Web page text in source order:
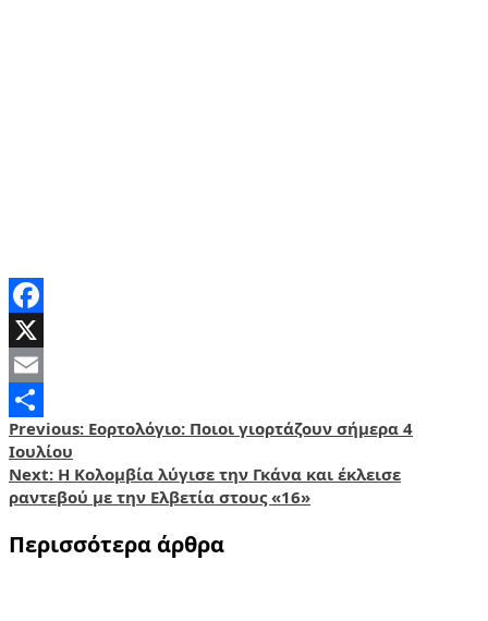
Facebook
X
Email
Share
Post
navigation
Previous: Εορτολόγιο: Ποιοι γιορτάζουν σήμερα 4
Ιουλίου
Next: Η Κολομβία λύγισε την Γκάνα και έκλεισε
ραντεβού με την Ελβετία στους «16»
Περισσότερα άρθρα